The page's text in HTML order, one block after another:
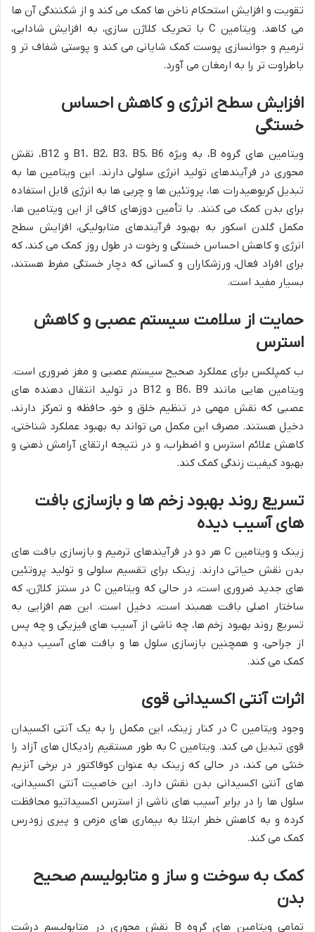
تقویت و افزایش استحکام ناخن ها کمک می کند و از شکنندگی آن ها
می کاهد. ویتامین C با تحریک کلاژن سازی، به افزایش شادابی،
ترمیم و جوانسازی پوست کمک شایانی می کند و پوستی شفاف تر و
باطراوت تر را به ارمغان می آورد.
افزایش سطح انرژی و کاهش احساس
خستگی
ویتامین های گروه B، به ویژه B1، B2، B3، B5، B6 و B12، نقش
محوری در فرآیندهای تولید انرژی سلولی دارند. این ویتامین ها به
تبدیل کربوهیدرات ها، پروتئین ها و چربی ها به انرژی قابل استفاده
برای بدن کمک می کنند. با تأمین دوزهای کافی از این ویتامین ها،
مکمل گلدن اسکور به بهبود فرآیندهای متابولیکی، افزایش سطح
انرژی و کاهش احساس خستگی و رخوت در طول روز کمک می کند، که
برای افراد فعال، ورزشکاران و کسانی که دچار خستگی مفرط هستند،
بسیار مفید است.
حمایت از سلامت سیستم عصبی و کاهش
استرس
ب کمپلکس برای عملکرد صحیح سیستم عصبی و مغز ضروری است.
ویتامین هایی مانند B6، B9 و B12 در تولید انتقال دهنده های
عصبی که نقش مهمی در تنظیم خلق و خو، حافظه و تمرکز دارند،
دخیل هستند. مصرف این مکمل می تواند به بهبود عملکرد شناختی،
کاهش علائم استرس و اضطراب، و در نتیجه ارتقای آرامش ذهنی و
بهبود کیفیت زندگی کمک کند.
تسریع روند بهبود زخم ها و بازسازی بافت
های آسیب دیده
زینک و ویتامین C هر دو در فرآیندهای ترمیم و بازسازی بافت های
بدن نقش حیاتی دارند. زینک برای تقسیم سلولی و تولید پروتئین
های جدید ضروری است، در حالی که ویتامین C در سنتز کلاژن، که
ساختار اصلی بافت همبند است، دخیل است. این هم افزایی به
تسریع روند بهبود زخم ها، چه ناشی از آسیب های فیزیکی و چه پس
از جراحی، و همچنین بازسازی سلول ها و بافت های آسیب دیده
کمک می کند.
اثرات آنتی اکسیدانی قوی
وجود ویتامین C در کنار زینک، این مکمل را به یک آنتی اکسیدان
قوی تبدیل می کند. ویتامین C به طور مستقیم رادیکال های آزاد را
خنثی می کند، در حالی که زینک به عنوان کوفاکتور در برخی آنزیم
های آنتی اکسیدانی بدن نقش دارد. این خاصیت آنتی اکسیدانی،
سلول ها را در برابر آسیب های ناشی از استرس اکسیداتیو محافظت
کرده و به کاهش خطر ابتلا به بیماری های مزمن و پیری زودرس
کمک می کند.
کمک به سوخت و ساز و متابولیسم صحیح
بدن
تمامی ویتامین های گروه B نقش محوری در متابولیسم درشت